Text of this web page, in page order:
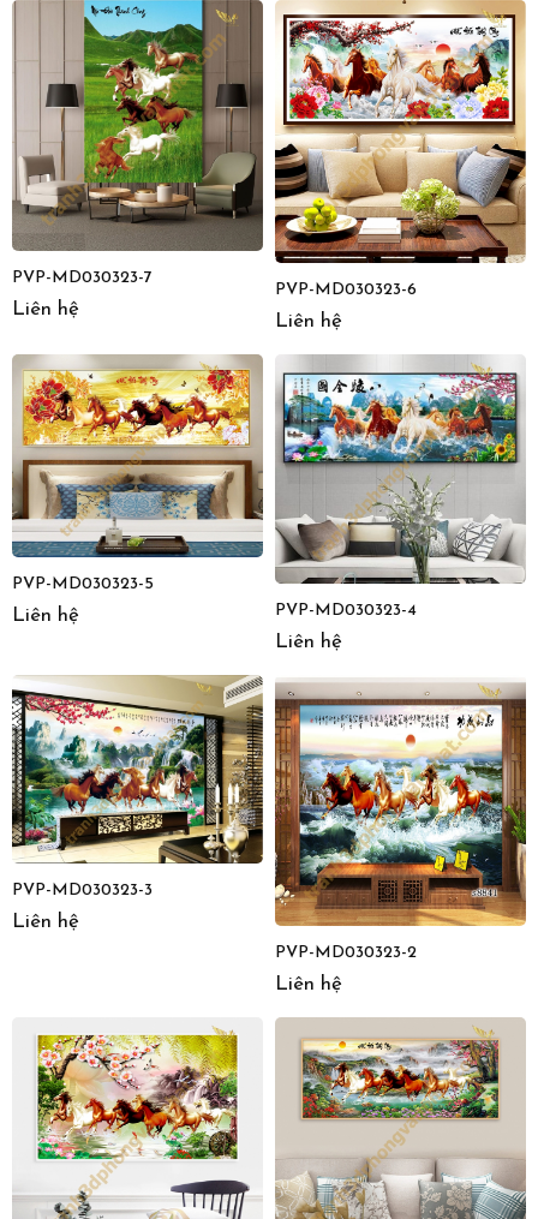
PVP-MD030323-7
Liên hệ
PVP-MD030323-6
Liên hệ
PVP-MD030323-5
Liên hệ PVP-MD030323-4
Liên hệ
PVP-MD030323-3
Liên hệ
PVP-MD030323-2
Liên hệ